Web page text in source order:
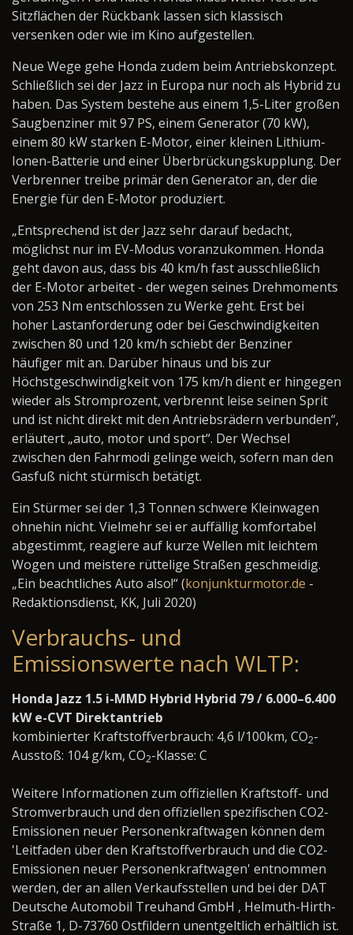
Sitzflächen der Rückbank lassen sich klassisch
versenken oder wie im Kino aufgestellen.
Neue Wege gehe Honda zudem beim Antriebskonzept.
Schließlich sei der Jazz in Europa nur noch als Hybrid zu
haben. Das System bestehe aus einem 1,5-Liter großen
Saugbenziner mit 97 PS, einem Generator (70 kW),
einem 80 kW starken E-Motor, einer kleinen Lithium-
Ionen-Batterie und einer Überbrückungskupplung. Der
Verbrenner treibe primär den Generator an, der die
Energie für den E-Motor produziert.
„Entsprechend ist der Jazz sehr darauf bedacht,
möglichst nur im EV-Modus voranzukommen. Honda
geht davon aus, dass bis 40 km/h fast ausschließlich
der E-Motor arbeitet - der wegen seines Drehmoments
von 253 Nm entschlossen zu Werke geht. Erst bei
hoher Lastanforderung oder bei Geschwindigkeiten
zwischen 80 und 120 km/h schiebt der Benziner
häufiger mit an. Darüber hinaus und bis zur
Höchstgeschwindigkeit von 175 km/h dient er hingegen
wieder als Stromprozent, verbrennt leise seinen Sprit
und ist nicht direkt mit den Antriebsrädern verbunden“,
erläutert „auto, motor und sport“. Der Wechsel
zwischen den Fahrmodi gelinge weich, sofern man den
Gasfuß nicht stürmisch betätigt.
Ein Stürmer sei der 1,3 Tonnen schwere Kleinwagen
ohnehin nicht. Vielmehr sei er auffällig komfortabel
abgestimmt, reagiere auf kurze Wellen mit leichtem
Wogen und meistere rüttelige Straßen geschmeidig.
„Ein beachtliches Auto also!“ (konjunkturmotor.de -
Redaktionsdienst, KK, Juli 2020)
Verbrauchs- und
Emissionswerte nach WLTP:
Honda Jazz 1.5 i-MMD Hybrid Hybrid 79 / 6.000–6.400
kW e-CVT Direktantrieb
kombinierter Kraftstoffverbrauch: 4,6 l/100km, CO2-
Ausstoß: 104 g/km, CO2-Klasse: C
Weitere Informationen zum offiziellen Kraftstoff- und
Stromverbrauch und den offiziellen spezifischen CO2-
Emissionen neuer Personenkraftwagen können dem
'Leitfaden über den Kraftstoffverbrauch und die CO2-
Emissionen neuer Personenkraftwagen' entnommen
werden, der an allen Verkaufsstellen und bei der DAT
Deutsche Automobil Treuhand GmbH , Helmuth-Hirth-
Straße 1, D-73760 Ostfildern unentgeltlich erhältlich ist.